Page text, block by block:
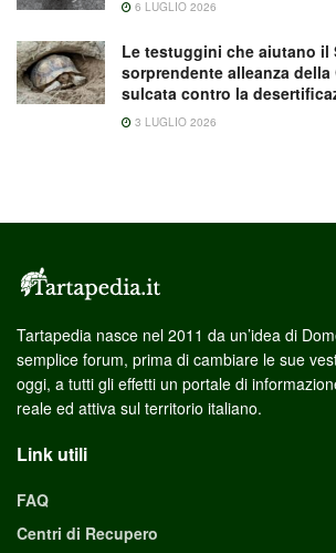
6 LUGLIO 2026
Le testuggini che aiutano il
sorprendente alleanza
sulcata contro la
3 LUGLIO 2026
Tartapedia nasce nel 2011 da un’idea di
semplice forum, prima di cambiare le sue
oggi, a tutti gli effetti un portale di
reale ed attiva sul territorio italiano.
Link utili
FAQ
Centri di Recupero